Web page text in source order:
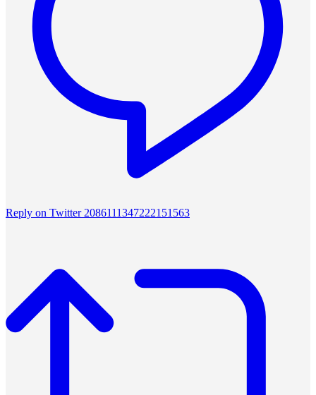
Reply on Twitter 2086111347222151563